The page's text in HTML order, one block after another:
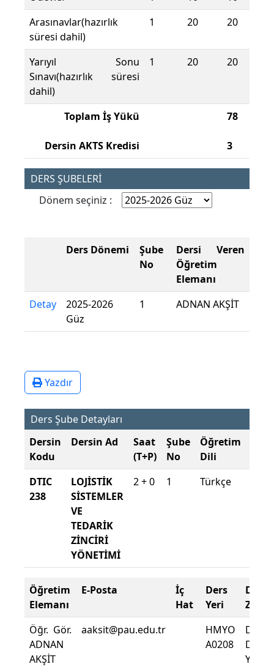
Arasınavlar(hazırlık
süresi dahil)
1 20 20
Yarıyıl Sonu
Sınavı(hazırlık süresi
dahil)
1 20 20
Toplam İş Yükü
Dersin AKTS Kredisi
78
3
DERS ŞUBELERİ
Dönem seçiniz :
Ders Dönemi
Şube
No
Dersi Veren
Öğretim
Elemanı
Detay
2025-2026
Güz
1 ADNAN AKŞİT
Yazdır
Ders Şube Detayları
Dersin
Kodu
Dersin Ad
Saat
(T+P)
Şube
No
Öğretim
Dili
DTIC
238
LOJİSTİK
SİSTEMLER
VE
TEDARİK
ZİNCİRİ
YÖNETİMİ
2 + 0 1 Türkçe
Öğretim
Elemanı
E-Posta
İç
Hat
Ders
Yeri
Öğr. Gör.
ADNAN
AKŞİT
aaksit@pau.edu.tr
HMYO
A0208